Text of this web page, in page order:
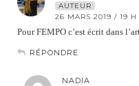
AUTEUR
26 MARS 2019 / 19 H
Pour FEMPO c’est écrit dans
RÉPONDRE
NADIA